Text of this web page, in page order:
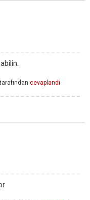
tarafından cevaplandı